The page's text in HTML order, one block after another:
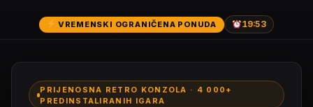
VREMENSKI OGRANIČENA PONUDA 19:52
PRIJENOSNA RETRO KONZOLA · 4 000+
PREDINSTALIRANIH IGARA